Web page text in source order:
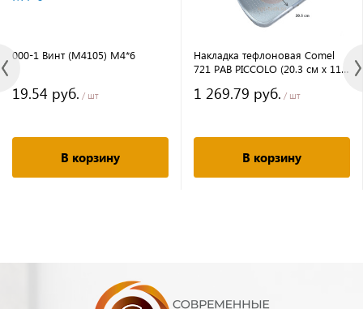
000-1 Винт (М4105) М4*6
19.54 руб. / шт
В корзину
Накладка тефлоновая Comel
721 PAB PIСCOLO (20.3 см х 11,7
1 269.79 руб. / шт
В корзину